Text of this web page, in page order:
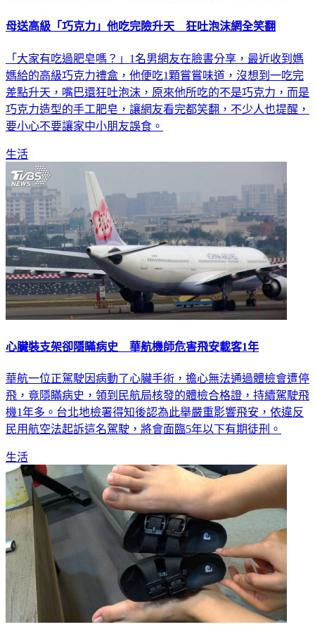
母送高級「巧克力」他吃完險升天 狂吐泡沫網全笑翻
「大家有吃過肥皂嗎？」1名男網友在臉書分享，最近收到媽
媽給的高級巧克力禮盒，他便吃1顆嘗嘗味道，沒想到一吃完
差點升天，嘴巴還狂吐泡沫，原來他所吃的不是巧克力，而是
巧克力造型的手工肥皂，讓網友看完都笑翻，不少人也提醒，
要小心不要讓家中小朋友誤食。
生活
心臟裝支架卻隱瞞病史 華航機師危害飛安載客1年
華航一位正駕駛因病動了心臟手術，擔心無法通過體檢會遭停
飛，竟隱瞞病史，領到民航局核發的體檢合格證，持續駕駛飛
機1年多。台北地檢署得知後認為此舉嚴重影響飛安，依違反
民用航空法起訴這名駕駛，將會面臨5年以下有期徒刑。
生活